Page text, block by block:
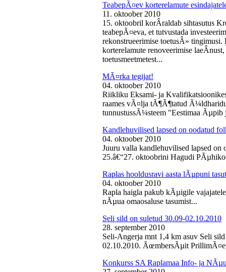
TeabepÃ¤ev korterelamute
11. oktoober 2010
15. oktoobril korÂ­raldab sihtasutus
teabepÃ¤eva, et tutvustada
rekonstrueerimise toetusÂ»
korterelamute renoveerimise
toetusmeetmetest...
MÃ¤rka tegijat!
04. oktoober 2010
Riikliku Eksami- ja
raames vÃ¤lja tÃ¶Ã¶tatud
tunnustussÃ¼steem "Eestimaa
Kandlehuvilised lapsed on oodatud
04. oktoober 2010
Juuru valla kandlehuvilised lapsed
25.â€“27. oktoobrini Hagudi
Raplas hooldusravi aasta lÃµpuni
04. oktoober 2010
Rapla haigla pakub kÃµigile
nÃµua omaosaluse tasumist...
Seli sild on suletud 30.09-02.10.2010
28. september 2010
Seli-Angerja mnt 1,4 km asuv Seli
02.10.2010. ÃœmbersÃµit
Konkurss SA Raplamaa Info- ja